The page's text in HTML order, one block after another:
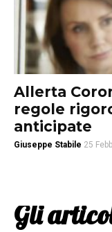
Allerta
regole
anticipate
Giuseppe Stabile 25
Gli